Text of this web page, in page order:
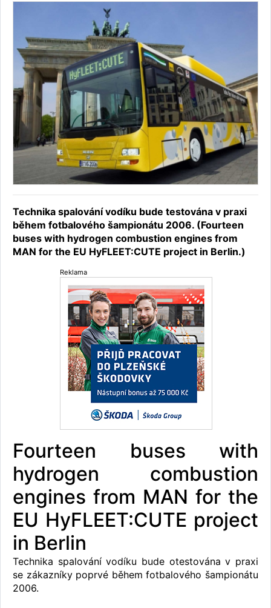
Technika spalování vodíku bude testována v praxi
během fotbalového šampionátu 2006. (Fourteen
buses with hydrogen combustion engines from
MAN for the EU HyFLEET:CUTE project in Berlin.)
Reklama
Fourteen buses with
hydrogen combustion
engines from MAN for the
EU HyFLEET:CUTE project
in Berlin
Technika spalování vodíku bude otestována v praxi
se zákazníky poprvé během fotbalového šampionátu
2006.